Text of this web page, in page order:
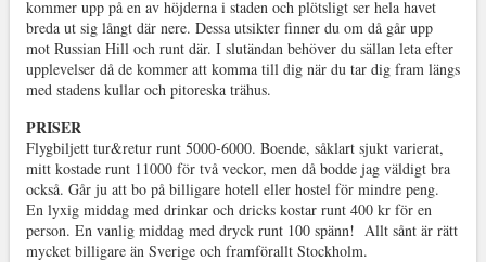
kommer upp på en av höjderna i staden och plötsligt ser hela havet
breda ut sig långt där nere. Dessa utsikter finner du om då går upp
mot Russian Hill och runt där. I slutändan behöver du sällan leta efter
upplevelser då de kommer att komma till dig när du tar dig fram längs
med stadens kullar och pitoreska trähus.
PRISER
Flygbiljett tur&retur runt 5000-6000. Boende, såklart sjukt varierat,
mitt kostade runt 11000 för två veckor, men då bodde jag väldigt bra
också. Går ju att bo på billigare hotell eller hostel för mindre peng.
En lyxig middag med drinkar och dricks kostar runt 400 kr för en
person. En vanlig middag med dryck runt 100 spänn! Allt sånt är rätt
mycket billigare än Sverige och framförallt Stockholm.